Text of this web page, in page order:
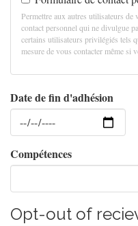
Permettre aux autres utilisateurs
contact personnel qui ne divulgue
certains utilisateurs privilégiés tels
mesure de vous contacter même si
Date de fin d'adhésion
Date
Compétences
Opt-out of